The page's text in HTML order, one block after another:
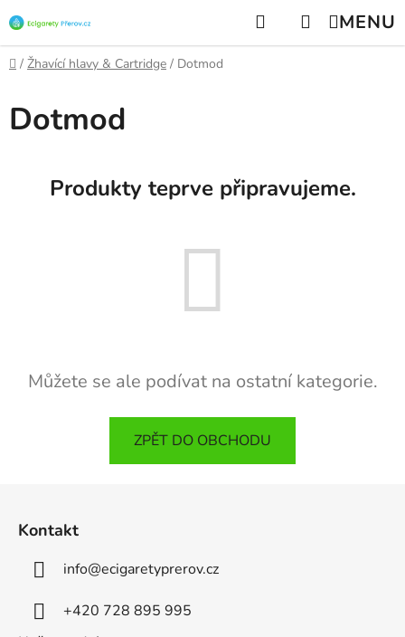
na
obsah
Hledat NÁKUPNÍ
KOŠÍK
Domů
/ Žhavící hlavy & Cartridge / Dotmod
Dotmod
Produkty teprve připravujeme.
Můžete se ale podívat na ostatní kategorie.
ZPĚT DO OBCHODU
Kontakt
info@ecigaretyprerov.cz
+420 728 895 995